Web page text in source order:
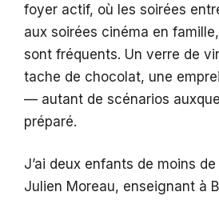
foyer actif, où les soirées
aux soirées cinéma en
sont fréquents. Un verre de
tache de chocolat, une
— autant de scénarios
préparé.
J’ai deux enfants de moins
Julien Moreau, enseignant à